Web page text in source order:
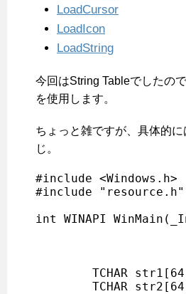
LoadCursor
LoadIcon
LoadString
今回はString Tableでしたの
を使用します。
ちょっと雑ですが、具体的
じ。
#include <Windows.h>
#include "resource.h"
int WINAPI